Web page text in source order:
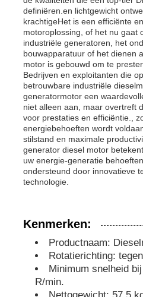
Vraag een offerte aan
dieselgeneratorset
benzinegeneratoren
Omvormergeneratorset
Draagbare Generator Set
Digitale generatorset
Open Frame Generator
definiëren.en lichtgewicht
krachtigeHet is een efficiënte
motoroplossing, of het nu gaat
industriële generatoren, het
bouwapparatuur of het dienen
motor is gebouwd om te
Bedrijven en exploitanten die
betrouwbare industriële
generatormotor een
niet alleen aan, maar overtreft
voor prestaties en efficiëntie.,
energiebehoeften wordt
stilstand en maximale
generator diesel motor
uw energie-generatie
ondersteund door innovatieve
technologie.
Kenmerken:
Productnaam:
Rotatierichting:
Minimum snelheid
R/min.
Nettogewicht: 57,5